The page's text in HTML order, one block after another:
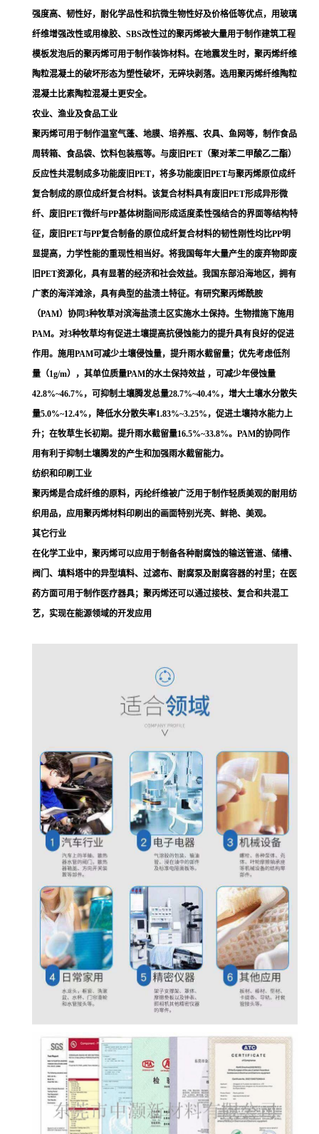
强度高、韧性好，耐化学品性和抗微生物性好及价格低等优点，用玻璃
纤维增强改性或用橡胶、SBS改性过的聚丙烯被大量用于制作建筑工程
模板发泡后的聚丙烯可用于制作装饰材料。在地震发生时，聚丙烯纤维
陶粒混凝土的破坏形态为塑性破坏，无碎块剥落。选用聚丙烯纤维陶粒
混凝土比素陶粒混凝土更安全。
农业、渔业及食品工业
聚丙烯可用于制作温室气蓬、地膜、培养瓶、农具、鱼网等，制作食品
周转箱、食品袋、饮料包装瓶等。与废旧PET （聚对苯二甲酸乙二酯）
反应性共混制成多功能废旧PET，将多功能废旧PET与聚丙烯原位成纤
复合制成的原位成纤复合材料。该复合材料具有废旧PET形成异形微
纤、废旧PET微纤与PP基体树脂间形成适度柔性强结合的界面等结构特
征，废旧PET与PP复合制备的原位成纤复合材料的韧性刚性均比PP明
显提高，力学性能的重现性相当好。将我国每年大量产生的废弃物即废
旧PET资源化，具有显著的经济和社会效益。我国东部沿海地区，拥有
广袤的海洋滩涂，具有典型的盐渍土特征。有研究聚丙烯酰胺
（PAM）协同3种牧草对滨海盐渍土区实施水土保持。生物措施下施用
PAM。对3种牧草均有促进土壤提高抗侵蚀能力的提升具有良好的促进
作用。施用PAM可减少土壤侵蚀量，提升雨水截留量；优先考虑低剂
量（1g/m），其单位质量PAM的水土保持效益 ，可减少年侵蚀量
42.8%~46.7%，可抑制土壤腾发总量28.7%~40.4%，增大土壤水分散失
量5.0%~12.4%，降低水分散失率1.83%~3.25%，促进土壤持水能力上
升；在牧草生长初期。提升雨水截留量16.5%~33.8%。PAM的协同作
用有利于抑制土壤腾发的产生和加强雨水截留能力。
纺织和印刷工业
聚丙烯是合成纤维的原料， 丙纶纤维被广泛用于制作轻质美观的耐用纺
织用品，应用聚丙烯材料印刷出的画面特别光亮、鲜艳、美观。
其它行业
在化学工业中，聚丙烯可以应用于制备各种耐腐蚀的输送管道、储槽、
阀门、填料塔中的异型填料、过滤布、耐腐泵及耐腐容器的衬里；在医
药方面可用于制作医疗器具；聚丙烯还可以通过接枝、复合和共混工
艺，实现在能源领域的开发应用